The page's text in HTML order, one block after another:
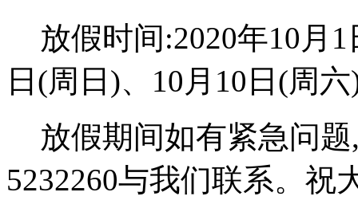
放假时间:2020年10月
日(周日)、10月10日(周
放假期间如有紧急问
5232260与我们联系。祝